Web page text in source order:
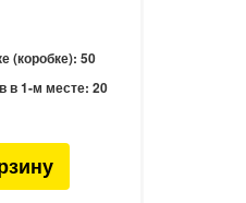
(коробке): 50
в 1-м месте: 20